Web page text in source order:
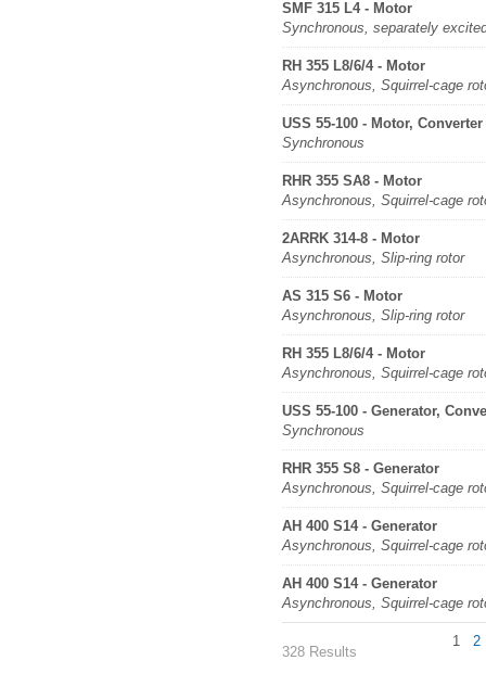
SMF 315 L4 - Motor
Synchronous, separately
RH 355 L8/6/4 - Motor
Asynchronous, Squirrel-cage
USS 55-100 - Motor, Converter
Synchronous
RHR 355 SA8 - Motor
Asynchronous, Squirrel-cage
2ARRK 314-8 - Motor
Asynchronous, Slip-ring rotor
AS 315 S6 - Motor
Asynchronous, Slip-ring rotor
RH 355 L8/6/4 - Motor
Asynchronous, Squirrel-cage
USS 55-100 - Generator,
Synchronous
RHR 355 S8 - Generator
Asynchronous, Squirrel-cage
AH 400 S14 - Generator
Asynchronous, Squirrel-cage
AH 400 S14 - Generator
Asynchronous, Squirrel-cage
328 Results
1 2